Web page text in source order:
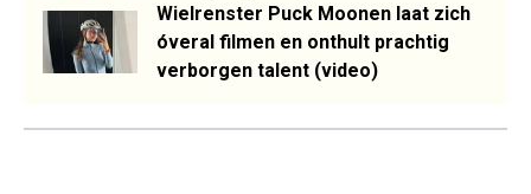
Wielrenster Puck Moonen laat zich
óveral filmen en onthult prachtig
verborgen talent (video)